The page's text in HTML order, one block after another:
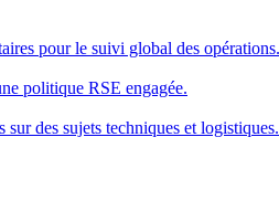
pour le suivi global des opérations.
politique RSE engagée.
sur des sujets techniques et logistiques.